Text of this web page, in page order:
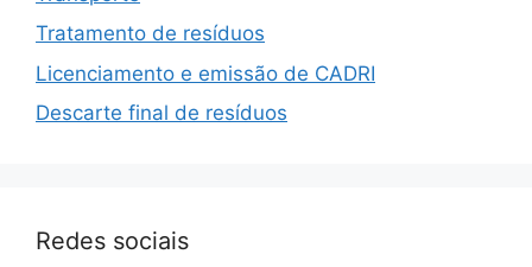
Tratamento de resíduos
Licenciamento e emissão de CADRI
Descarte final de resíduos
Redes sociais